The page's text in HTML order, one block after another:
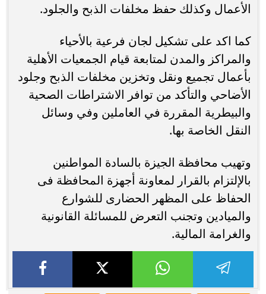
الأعمال وكذلك حفظ مخلفات الذبح والجلود.
كما اكد على تشكيل لجان فرعية بالأحياء
والمراكز والمدن لمتابعة قيام الجمعيات الأهلية
بأعمال تجميع ونقل وتخزين مخلفات الذبح وجلود
الأضاحي والتأكد من توافر الاشتراطات الصحية
والبيطرية المقررة في العاملين وفي وسائل
النقل الخاصة بها.
وتهيب محافظة الجيزة بالسادة المواطنين
بالإلتزام بالقرار لمعاونة أجهزة المحافظة فى
الحفاظ على المظهر الحضارى للشوارع
والميادين وتجنب التعرض للمسائلة القانونية
والغرامة المالية.